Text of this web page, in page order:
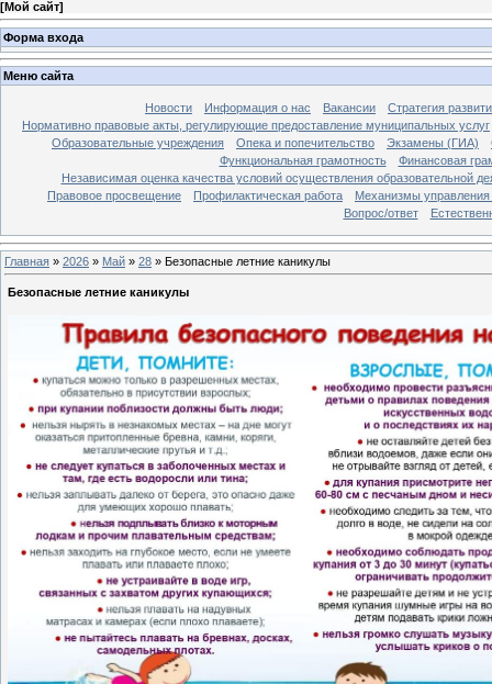
[Мой сайт]
Форма входа
Меню сайта
Новости Информация о нас Вакансии
Стратегия
Нормативно правовые акты, регулирующие предоставление муниципальных услуг
Образовательные учреждения
Опека и попечительство Экзамены (ГИА)
Функциональная грамотность
Финансовая
Независимая оценка качества условий осуществления образовательной
Правовое просвещение
Профилактическая работа
Механизмы управления
Вопрос/ответ
Главная » 2026 » Май » 28 » Безопасные летние каникулы
Безопасные летние каникулы